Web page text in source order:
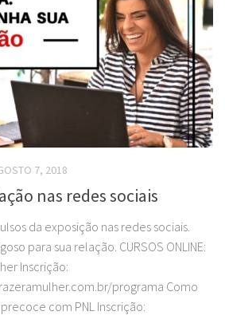
7, 2018
nas redes sociais
da exposição nas redes sociais.
para sua relação. CURSOS ONLINE:
Inscrição:
programa Como
com PNL Inscrição: